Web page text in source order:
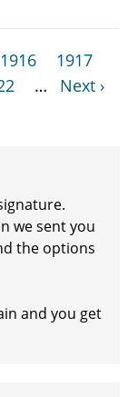
1916
1917
…
Next ›
we sent you
the options
and you get